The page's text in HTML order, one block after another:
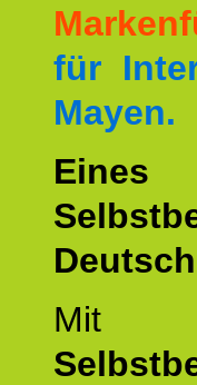
für
Mayen.
Eines